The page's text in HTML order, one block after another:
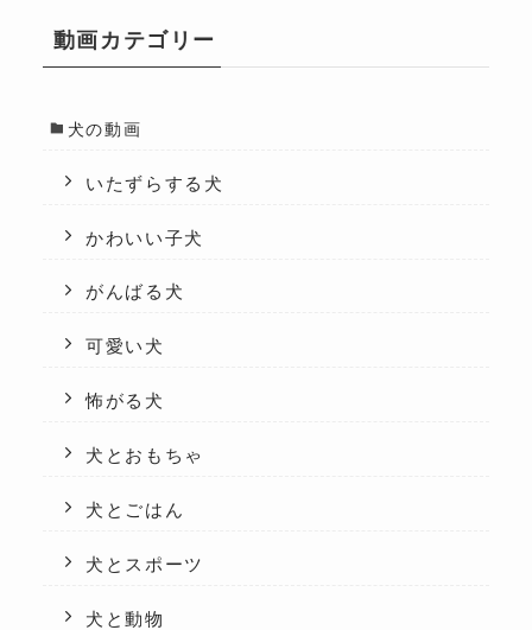
動画カテゴリー
犬の動画
いたずらする犬
かわいい子犬
がんばる犬
可愛い犬
怖がる犬
犬とおもちゃ
犬とごはん
犬とスポーツ
犬と動物